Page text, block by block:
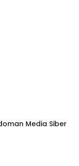
Media Siber